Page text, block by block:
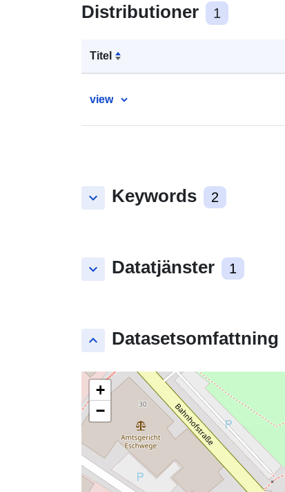
Distributioner 1
Titel
view
keyboard_arrow_down Keywords 2
keyboard_arrow_down Datatjänster 1
keyboard_arrow_up Datasetsomfattning
+
−